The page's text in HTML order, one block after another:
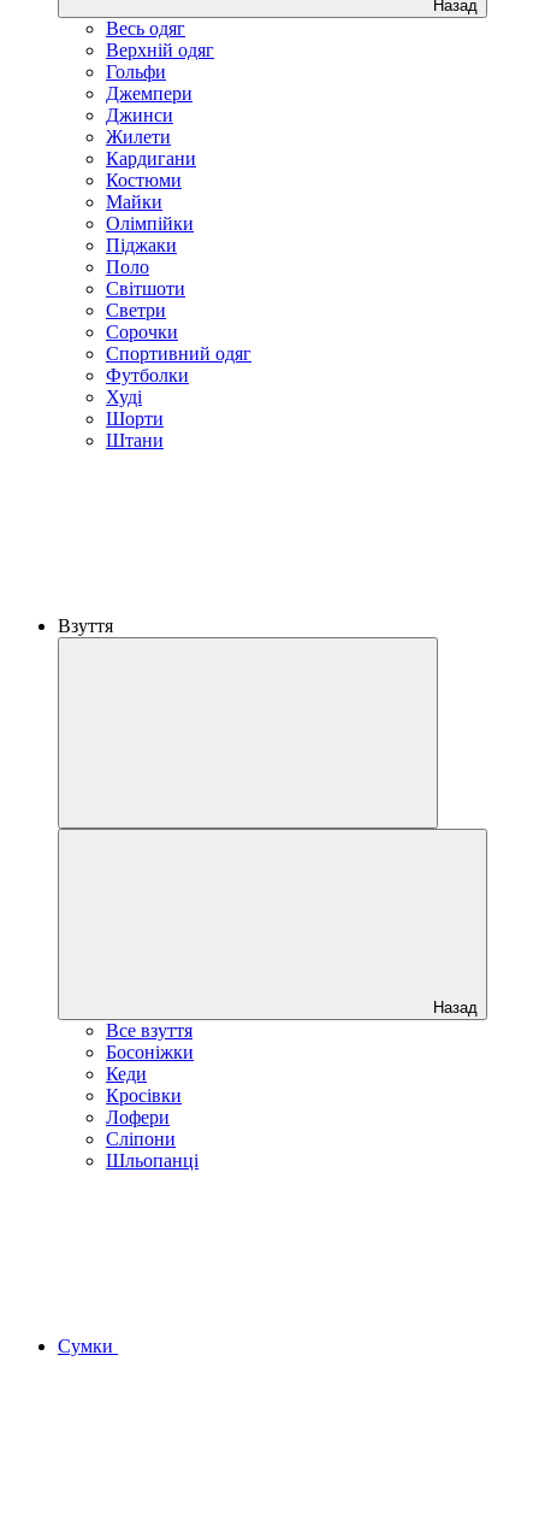
Назад
Весь одяг
Верхній одяг
Гольфи
Джемпери
Джинси
Жилети
Кардигани
Костюми
Майки
Олімпійки
Піджаки
Поло
Світшоти
Светри
Сорочки
Спортивний одяг
Футболки
Худі
Шорти
Штани
Взуття
Назад
Все взуття
Босоніжки
Кеди
Кросівки
Лофери
Сліпони
Шльопанці
Сумки